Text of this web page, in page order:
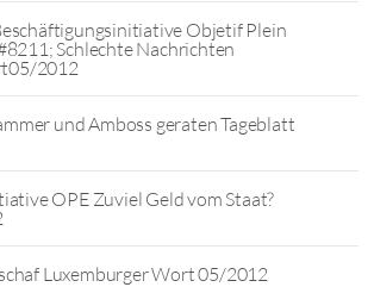
Objetif Plein
Schlechte Nachrichten
2012
und Amboss geraten Tageblatt
OPE Zuviel Geld vom Staat?
Luxemburger Wort 05/2012